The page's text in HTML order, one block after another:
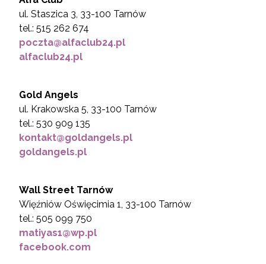
ul. Staszica 3, 33-100 Tarnów
tel.: 515 262 674
poczta@alfaclub24.pl
alfaclub24.pl
Gold Angels
ul. Krakowska 5, 33-100 Tarnów
tel.: 530 909 135
kontakt@goldangels.pl
goldangels.pl
Wall Street Tarnów
Więźniów Oświęcimia 1, 33-100 Tarnów
tel.: 505 099 750
matiyas1@wp.pl
facebook.com